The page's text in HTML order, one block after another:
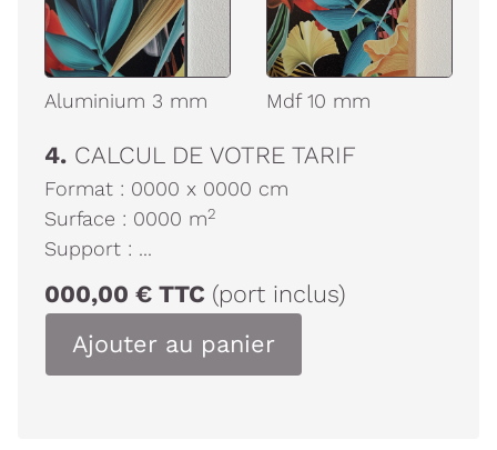
Aluminium 3 mm Mdf 10 mm
4. CALCUL DE VOTRE TARIF
Format : 0000 x 0000 cm
Surface : 0000 m2
Support : ...
000,00 € TTC (port inclus)
Ajouter au panier